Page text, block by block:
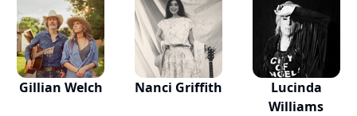
Gillian Welch Nanci Griffith
Lucinda
Williams